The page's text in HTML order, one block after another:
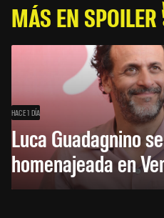
MÁS EN SPOILER
HACE 1 DÍA
Luca Guadagnino
homenajeada en